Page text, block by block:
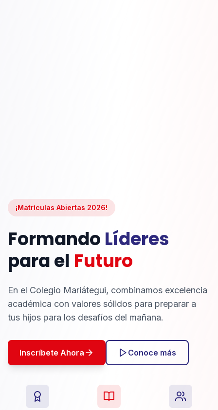
¡Matrículas Abiertas 2026!
Formando Líderes
para el Futuro
En el Colegio Mariátegui, combinamos excelencia
académica con valores sólidos para preparar a
tus hijos para los desafíos del mañana.
Inscríbete Ahora Conoce más